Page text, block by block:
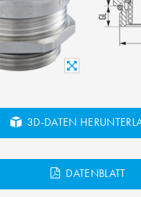
3D-DATEN
DATENBLATT